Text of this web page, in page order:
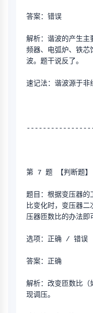
答案：错误
解析：谐波的产生主
频器、电弧炉、铁芯
波。题干说反了。
速记法：谐波源于非
第 7 题 【判断题】
题目：根据变压器的
比变化时，变压器
压器匝数比的办法即
选项：正确 / 错误
答案：正确
解析：改变匝数比（
现调压。